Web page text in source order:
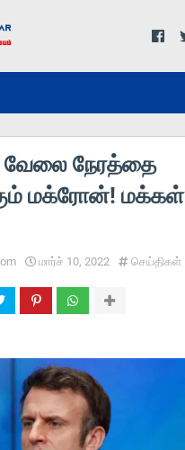
வேலை நேரத்தை
மக்ரோன்! மக்கள்
மார்ச் 10, 2022 செய்திகள்